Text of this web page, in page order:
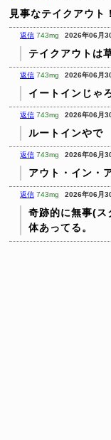
見事なテイクアウト！
返信 743mg 2026年06月
テイクアウトは
返信 743mg 2026年06月
イートインじゃ
返信 743mg 2026年06月
ルートインやで
返信 743mg 2026年06月
アウト・イン・
返信 743mg 2026年06月
奇跡的に無事(ス
体あってる。